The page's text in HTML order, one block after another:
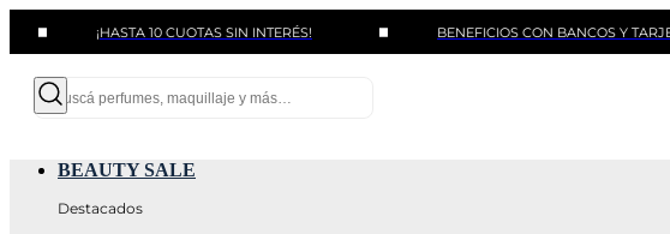
¡HASTA 10 CUOTAS SIN INTERÉS! BENEFICIOS CON BANCOS Y TARJETAS
BEAUTY SALE
Destacados